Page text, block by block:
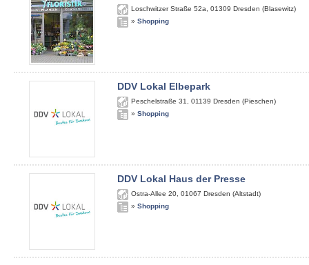
Loschwitzer Straße 52a 01309 Dresden (Blasewitz)
» Shopping
DDV Lokal Elbepark
Peschelstraße 31 01139 Dresden (Pieschen)
» Shopping
DDV Lokal Haus der Presse
Ostra-Allee 20 01067 Dresden (Altstadt)
» Shopping